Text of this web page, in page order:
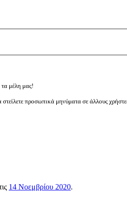
τα μέλη μας!
προσωπικά μηνύματα σε άλλους
14 Νοεμβρίου 2020.